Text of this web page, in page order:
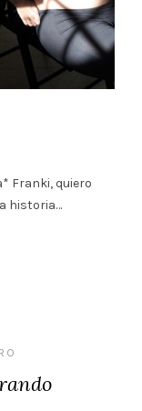
Franki, quiero
historia…